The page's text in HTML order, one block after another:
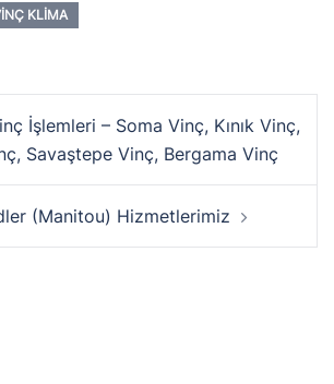
KLIMA
İşlemleri – Soma Vinç, Kınık Vinç,
Savaştepe Vinç, Bergama Vinç
(Manitou) Hizmetlerimiz